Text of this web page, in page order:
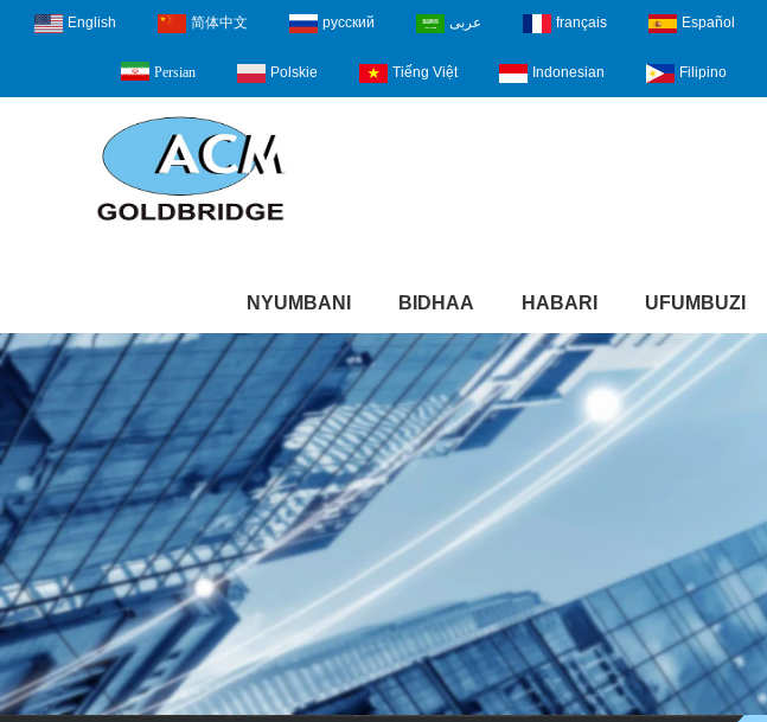
English 简体中文 русский عربى français Español
Persian Polskie Tiếng Việt Indonesian Filipino
NYUMBANI BIDHAA HABARI UFUMBUZI